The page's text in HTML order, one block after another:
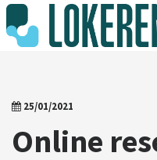
25/01/2021
Online